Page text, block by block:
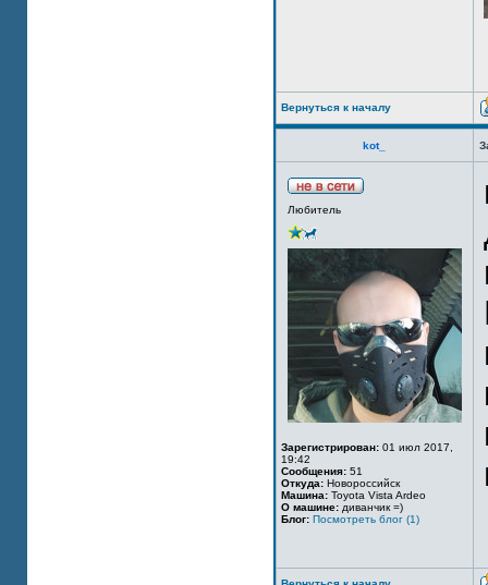
Вернуться к началу
kot_
Любитель
Зарегистрирован: 01 июл 2017,
19:42
Сообщения: 51
Откуда: Новороссийск
Машина: Toyota Vista Ardeo
О машине: диванчик =)
Блог: Посмотреть блог (1)